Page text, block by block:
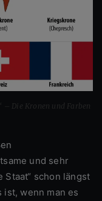
Die Kronen und Farben
und sehr
Staat“ schon längst
ist, wenn man es